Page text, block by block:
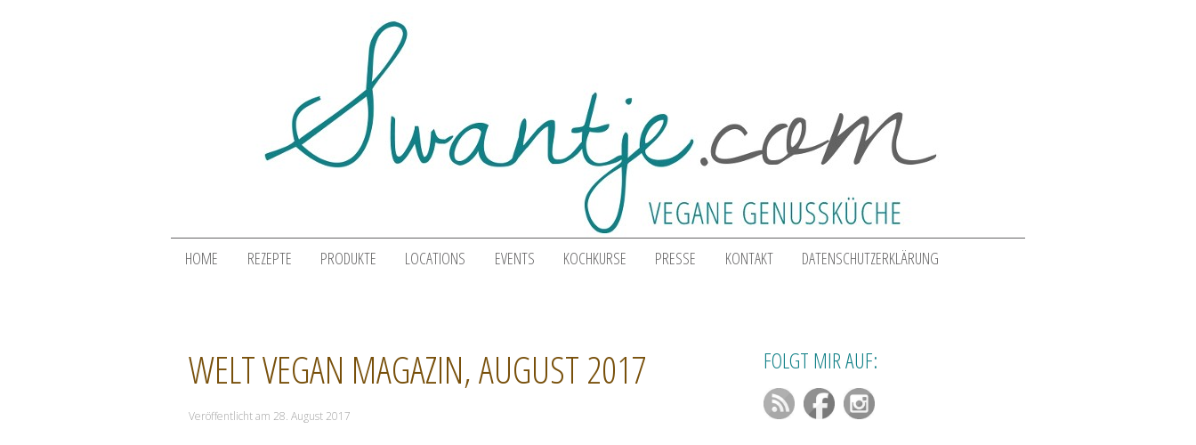
HOME REZEPTE PRODUKTE LOCATIONS EVENTS KOCHKURSE PRESSE KONTAKT DATENSCHUTZERKLÄRUNG
WELT VEGAN MAGAZIN, AUGUST 2017
Veröffentlicht am 28. August 2017
FOLGT MIR AUF: